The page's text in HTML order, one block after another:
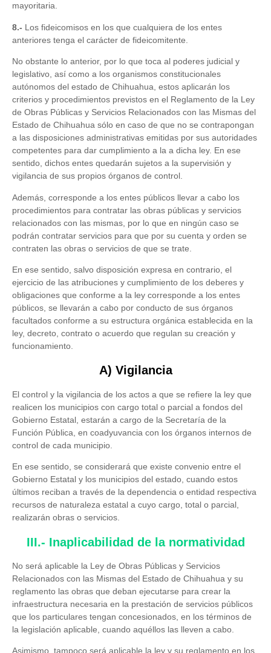
mayoritaria.
8.- Los fideicomisos en los que cualquiera de los entes
anteriores tenga el carácter de fideicomitente.
No obstante lo anterior, por lo que toca al poderes judicial y
legislativo, así como a los organismos constitucionales
autónomos del estado de Chihuahua, estos aplicarán los
criterios y procedimientos previstos en el Reglamento de la Ley
de Obras Públicas y Servicios Relacionados con las Mismas del
Estado de Chihuahua sólo en caso de que no se contrapongan
a las disposiciones administrativas emitidas por sus autoridades
competentes para dar cumplimiento a la a dicha ley. En ese
sentido, dichos entes quedarán sujetos a la supervisión y
vigilancia de sus propios órganos de control.
Además, corresponde a los entes públicos llevar a cabo los
procedimientos para contratar las obras públicas y servicios
relacionados con las mismas, por lo que en ningún caso se
podrán contratar servicios para que por su cuenta y orden se
contraten las obras o servicios de que se trate.
En ese sentido, salvo disposición expresa en contrario, el
ejercicio de las atribuciones y cumplimiento de los deberes y
obligaciones que conforme a la ley corresponde a los entes
públicos, se llevarán a cabo por conducto de sus órganos
facultados conforme a su estructura orgánica establecida en la
ley, decreto, contrato o acuerdo que regulan su creación y
funcionamiento.
A) Vigilancia
El control y la vigilancia de los actos a que se refiere la ley que
realicen los municipios con cargo total o parcial a fondos del
Gobierno Estatal, estarán a cargo de la Secretaría de la
Función Pública, en coadyuvancia con los órganos internos de
control de cada municipio.
En ese sentido, se considerará que existe convenio entre el
Gobierno Estatal y los municipios del estado, cuando estos
últimos reciban a través de la dependencia o entidad respectiva
recursos de naturaleza estatal a cuyo cargo, total o parcial,
realizarán obras o servicios.
III.- Inaplicabilidad de la normatividad
No será aplicable la Ley de Obras Públicas y Servicios
Relacionados con las Mismas del Estado de Chihuahua y su
reglamento las obras que deban ejecutarse para crear la
infraestructura necesaria en la prestación de servicios públicos
que los particulares tengan concesionados, en los términos de
la legislación aplicable, cuando aquéllos las lleven a cabo.
Asimismo, tampoco será aplicable la ley y su reglamento en los